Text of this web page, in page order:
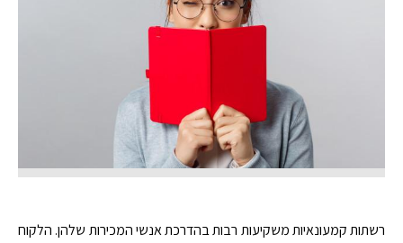
רשתות קמעונאיות משקיעות רבות בהדרכת אנשי המכירות שלהן. הלקוח